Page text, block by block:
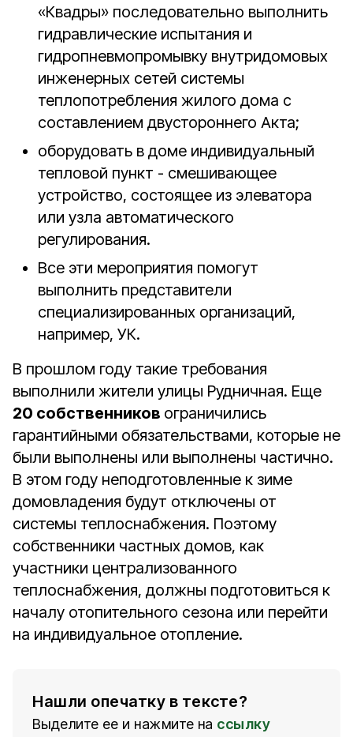
«Квадры» последовательно выполнить
гидравлические испытания и
гидропневмопромывку внутридомовых
инженерных сетей системы
теплопотребления жилого дома с
составлением двустороннего Акта;
оборудовать в доме индивидуальный
тепловой пункт - смешивающее
устройство, состоящее из элеватора
или узла автоматического
регулирования.
Все эти мероприятия помогут
выполнить представители
специализированных организаций,
например, УК.
В прошлом году такие требования
выполнили жители улицы Рудничная. Еще
20 собственников ограничились
гарантийными обязательствами, которые не
были выполнены или выполнены частично.
В этом году неподготовленные к зиме
домовладения будут отключены от
системы теплоснабжения. Поэтому
собственники частных домов, как
участники централизованного
теплоснабжения, должны подготовиться к
началу отопительного сезона или перейти
на индивидуальное отопление.
Нашли опечатку в тексте?
Выделите ее и нажмите на ссылку